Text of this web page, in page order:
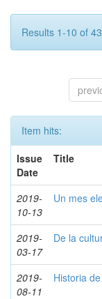
Results 1-10 of
Item hits:
Issue
Date
Title
2019-
10-13
Un mes
2019-
03-17
De la
2019-
08-11
Historia